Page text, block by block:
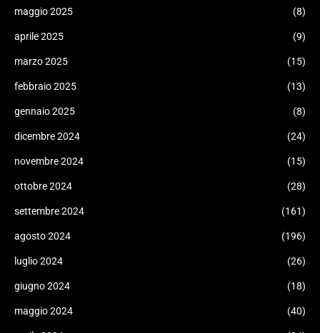
maggio 2025 (8)
aprile 2025 (9)
marzo 2025 (15)
febbraio 2025 (13)
gennaio 2025 (8)
dicembre 2024 (24)
novembre 2024 (15)
ottobre 2024 (28)
settembre 2024 (161)
agosto 2024 (196)
luglio 2024 (26)
giugno 2024 (18)
maggio 2024 (40)